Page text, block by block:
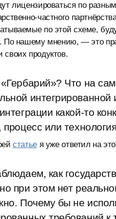
лицензироваться по
частного
по этой схеме,
По нашему мнению, — это
своих продуктов.
Что на
какой-то
процесс или
статьея уже ответил на
как
при этом нет
Почему бы не